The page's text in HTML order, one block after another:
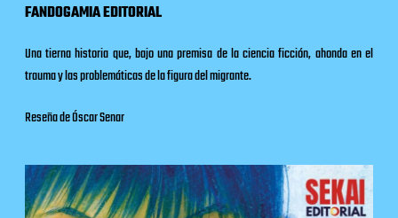
FANDOGAMIA EDITORIAL
Una tierna historia que, bajo una premisa de la ciencia ficción, ahonda en el
trauma y las problemáticas de la figura del migrante.
Reseña de Óscar Senar